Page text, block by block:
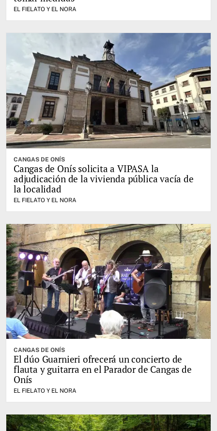
EL FIELATO Y EL NORA
CANGAS DE ONÍS
Cangas de Onís solicita a VIPASA la
adjudicación de la vivienda pública vacía de
la localidad
EL FIELATO Y EL NORA
CANGAS DE ONÍS
El dúo Guarnieri ofrecerá un concierto de
flauta y guitarra en el Parador de Cangas de
Onís
EL FIELATO Y EL NORA